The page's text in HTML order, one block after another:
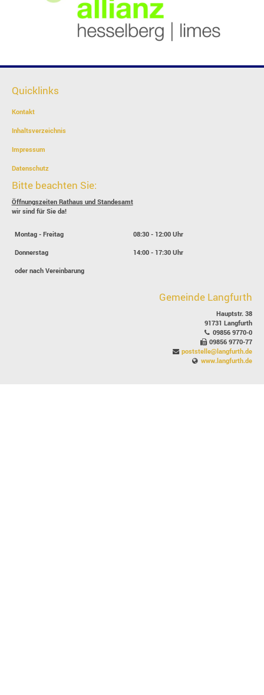
Quicklinks
Kontakt
Inhaltsverzeichnis
Impressum
Datenschutz
Bitte beachten Sie:
Öffnungszeiten Rathaus und Standesamt
wir sind für Sie da!
Montag - Freitag 08:30 - 12:00 Uhr
Donnerstag 14:00 - 17:30 Uhr
oder nach Vereinbarung
Gemeinde Langfurth
Hauptstr. 38
91731 Langfurth
09856 9770-0
09856 9770-77
poststelle@langfurth.de
www.langfurth.de